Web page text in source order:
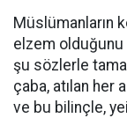
Müslümanların
elzem olduğunu
şu sözlerle
çaba, atılan her
ve bu bilinçle,